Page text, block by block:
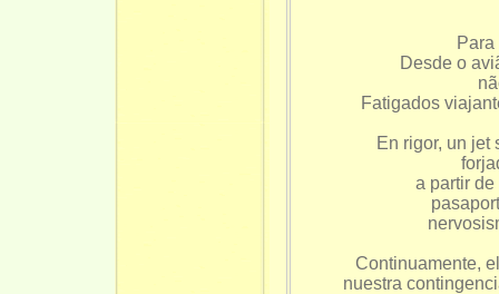
Desde o
Fatigados
En rigor, un
a partir
Continuamente,
nuestra